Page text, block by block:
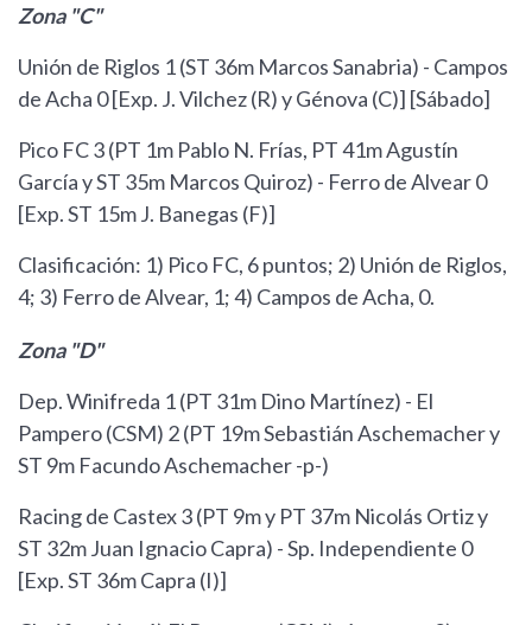
Zona "C"
Unión de Riglos 1 (ST 36m Marcos Sanabria) - Campos
de Acha 0 [Exp. J. Vilchez (R) y Génova (C)] [Sábado]
Pico FC 3 (PT 1m Pablo N. Frías, PT 41m Agustín
García y ST 35m Marcos Quiroz) - Ferro de Alvear 0
[Exp. ST 15m J. Banegas (F)]
Clasificación: 1) Pico FC, 6 puntos; 2) Unión de Riglos,
4; 3) Ferro de Alvear, 1; 4) Campos de Acha, 0.
Zona "D"
Dep. Winifreda 1 (PT 31m Dino Martínez) - El
Pampero (CSM) 2 (PT 19m Sebastián Aschemacher y
ST 9m Facundo Aschemacher -p-)
Racing de Castex 3 (PT 9m y PT 37m Nicolás Ortiz y
ST 32m Juan Ignacio Capra) - Sp. Independiente 0
[Exp. ST 36m Capra (I)]